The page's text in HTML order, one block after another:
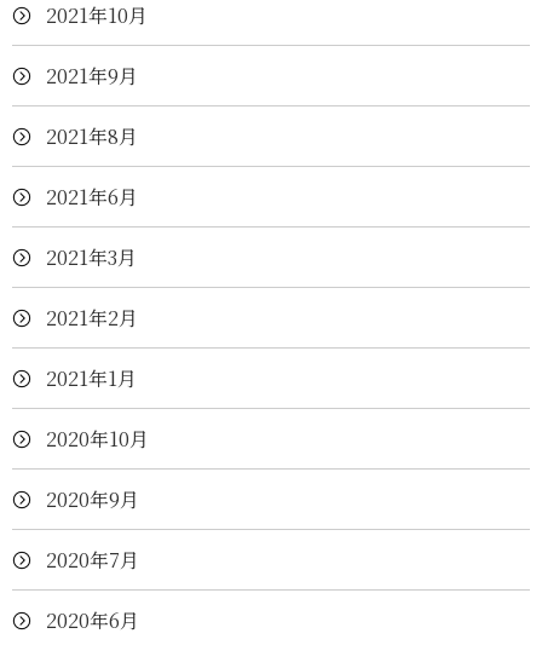
2021年10月
2021年9月
2021年8月
2021年6月
2021年3月
2021年2月
2021年1月
2020年10月
2020年9月
2020年7月
2020年6月